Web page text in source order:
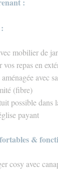
:
mobilier de
vos repas en
avec
(fibre)
possible dans
payant
&
cosy avec